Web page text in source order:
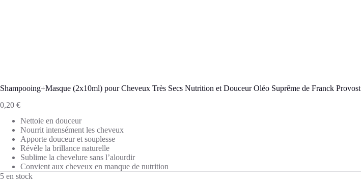
Shampooing+Masque (2x10ml) pour Cheveux Très Secs Nutrition et Douceur Oléo Suprême de Franck Provost
0,20 €
Nettoie en douceur
Nourrit intensément les cheveux
Apporte douceur et souplesse
Révèle la brillance naturelle
Sublime la chevelure sans l’alourdir
Convient aux cheveux en manque de nutrition
5 en stock